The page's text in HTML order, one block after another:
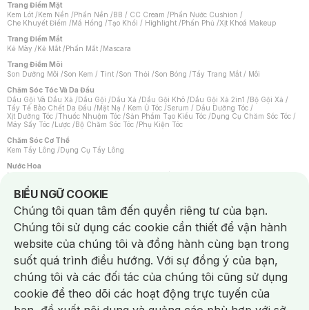
Trang Điểm Mặt
Kem Lót /Kem Nền /Phấn Nền /BB / CC Cream /Phấn Nước Cushion /
Che Khuyết Điểm /Má Hồng /Tạo Khối / Highlight /Phấn Phủ /Xịt Khoá Makeup
Trang Điểm Mắt
Kẻ Mày /Kẻ Mắt /Phấn Mắt /Mascara
Trang Điểm Môi
Son Dưỡng Môi /Son Kem / Tint /Son Thỏi /Son Bóng /Tẩy Trang Mắt / Môi
Chăm Sóc Tóc Và Da Đầu
Dầu Gội Và Dầu Xả /Dầu Gội /Dầu Xả /Dầu Gội Khô /Dầu Gội Xả 2in1 /Bộ Gội Xả /
Tẩy Tế Bào Chết Da Đầu /Mặt Nạ / Kem Ủ Tóc /Serum / Dầu Dưỡng Tóc /
Xịt Dưỡng Tóc /Thuốc Nhuộm Tóc /Sản Phẩm Tạo Kiểu Tóc /Dụng Cụ Chăm Sóc Tóc /
Máy Sấy Tóc /Lược /Bộ Chăm Sóc Tóc /Phụ Kiện Tóc
Chăm Sóc Cơ Thể
Kem Tẩy Lông /Dụng Cụ Tẩy Lông
Nước Hoa
Nước Hoa Nữ
Chăm Sóc Cá Nhân
Chống Muỗi /Khẩu Trang /Máy Massage/Mặt Nạ Xông Hơi /Nước Rửa Tay/
Sản Phẩm Chăm Sóc Khác /Bàn Chải Đánh Răng /Bàn Chải Điện/
Hỗ Trợ Trắng Răng/Kem Đánh Răng /Máy Tăm Nước/ Nước Súc Miệng/
Tăm / Chỉ Nha Khoa/ Xịt Thơm Miệng / Dung Dịch Vệ Sinh/Dưỡng Vùng Kín/
Khăn Ướt Vệ Sinh Vùng Kín/Băng Vệ Sinh/Tampon/Bọt Cạo Râu /Dao Cạo Râu/
Máy Cạo Râu
Vấn Đề Về Da
Da Dầu / Lỗ Chân Lông To/ Da Khô / Mất Nước/ Da Lão Hóa/ Da Mụn/
Da Nhạy Cảm / Kích Ứng
Da Xỉn Màu Thâm / Nám / Tàn Nhang
Quầng Thâm & Bọng Mắt /Sẹo /Viêm Da Cơ Địa
BIỂU NGỮ COOKIE
Notice about cookies usage
Chúng tôi quan tâm đến quyền riêng tư của bạn.
Chúng tôi sử dụng các cookie cần thiết để vận hành
website của chúng tôi và đồng hành cùng bạn trong
suốt quá trình điều hướng. Với sự đồng ý của bạn,
chúng tôi và các đối tác của chúng tôi cũng sử dụng
cookie để theo dõi các hoạt động trực tuyến của